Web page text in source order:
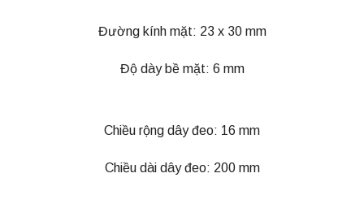
Đường kính mặt: 23 x 30 mm
Độ dày bề mặt: 6 mm
Chiều rộng dây đeo: 16 mm
Chiều dài dây đeo: 200 mm